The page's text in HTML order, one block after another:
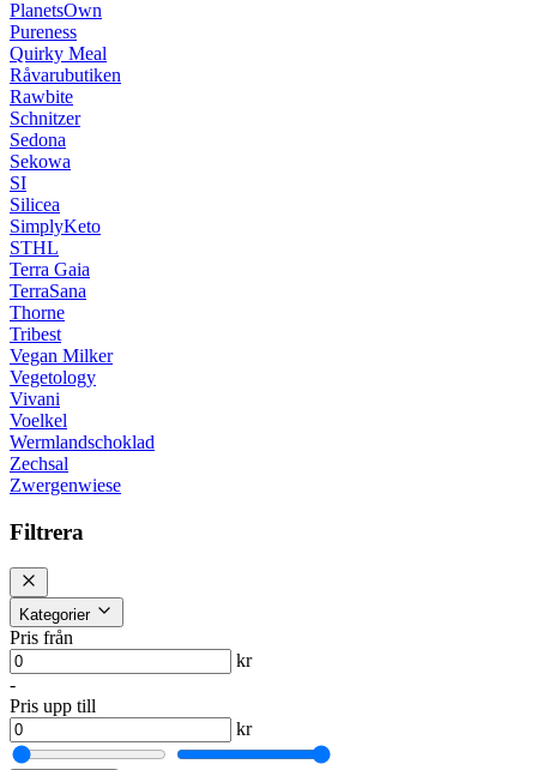
PlanetsOwn
Pureness
Quirky Meal
Råvarubutiken
Rawbite
Schnitzer
Sedona
Sekowa
SI
Silicea
SimplyKeto
STHL
Terra Gaia
TerraSana
Thorne
Tribest
Vegan Milker
Vegetology
Vivani
Voelkel
Wermlandschoklad
Zechsal
Zwergenwiese
Filtrera
Kategorier
Pris från
kr
-
Pris upp till
kr